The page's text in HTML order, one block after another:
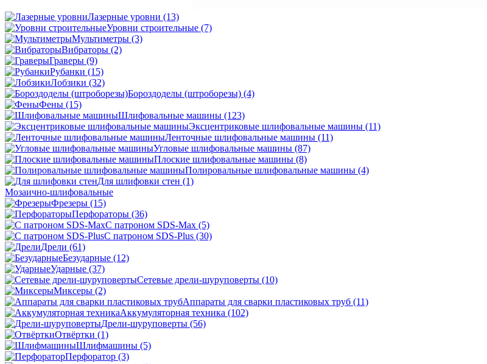
Лазерные уровни (13)
Уровни строительные (7)
Мультиметры (3)
Вибраторы (2)
Граверы (9)
Рубанки (15)
Лобзики (32)
Бороздоделы (штроборезы) (4)
Фены (15)
Шлифовальные машины (123)
Эксцентриковые шлифовальные машины (11)
Ленточные шлифовальные машины (11)
Угловые шлифовальные машины (87)
Плоские шлифовальные машины (8)
Полировальные шлифовальные машины (4)
Для шлифовки стен (1)
Мозаично-шлифовальные
Фрезеры (15)
Перфораторы (36)
С патроном SDS-Max (5)
С патроном SDS-Plus (30)
Дрели (61)
Безударные (12)
Ударные (37)
Сетевые дрели-шуруповерты (10)
Миксеры (2)
Аппараты для сварки пластиковых труб (11)
Аккумуляторная техника (102)
Дрели-шуруповерты (56)
Отвёртки (1)
Шлифмашины (5)
Перфоратор (3)